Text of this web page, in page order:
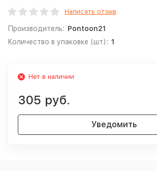
Написать отзыв
Производитель: Pontoon21
Количество в упаковке (шт): 1
Нет в наличии
305 руб.
Уведомить